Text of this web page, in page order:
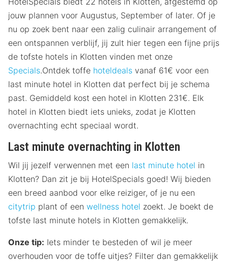
jouw plannen voor Augustus, September of later. Of je
nu op zoek bent naar een zalig culinair arrangement of
een ontspannen verblijf, jij zult hier tegen een fijne prijs
de tofste hotels in Klotten vinden met onze
Specials.Ontdek toffe hoteldeals vanaf 61€ voor een
last minute hotel in Klotten dat perfect bij je schema
past. Gemiddeld kost een hotel in Klotten 231€. Elk
hotel in Klotten biedt iets unieks, zodat je Klotten
overnachting echt speciaal wordt.
Last minute overnachting in Klotten
Wil jij jezelf verwennen met een last minute hotel in
Klotten? Dan zit je bij HotelSpecials goed! Wij bieden
een breed aanbod voor elke reiziger, of je nu een
citytrip plant of een wellness hotel zoekt. Je boekt de
tofste last minute hotels in Klotten gemakkelijk.
Onze tip: Iets minder te besteden of wil je meer
overhouden voor de toffe uitjes? Filter dan gemakkelijk